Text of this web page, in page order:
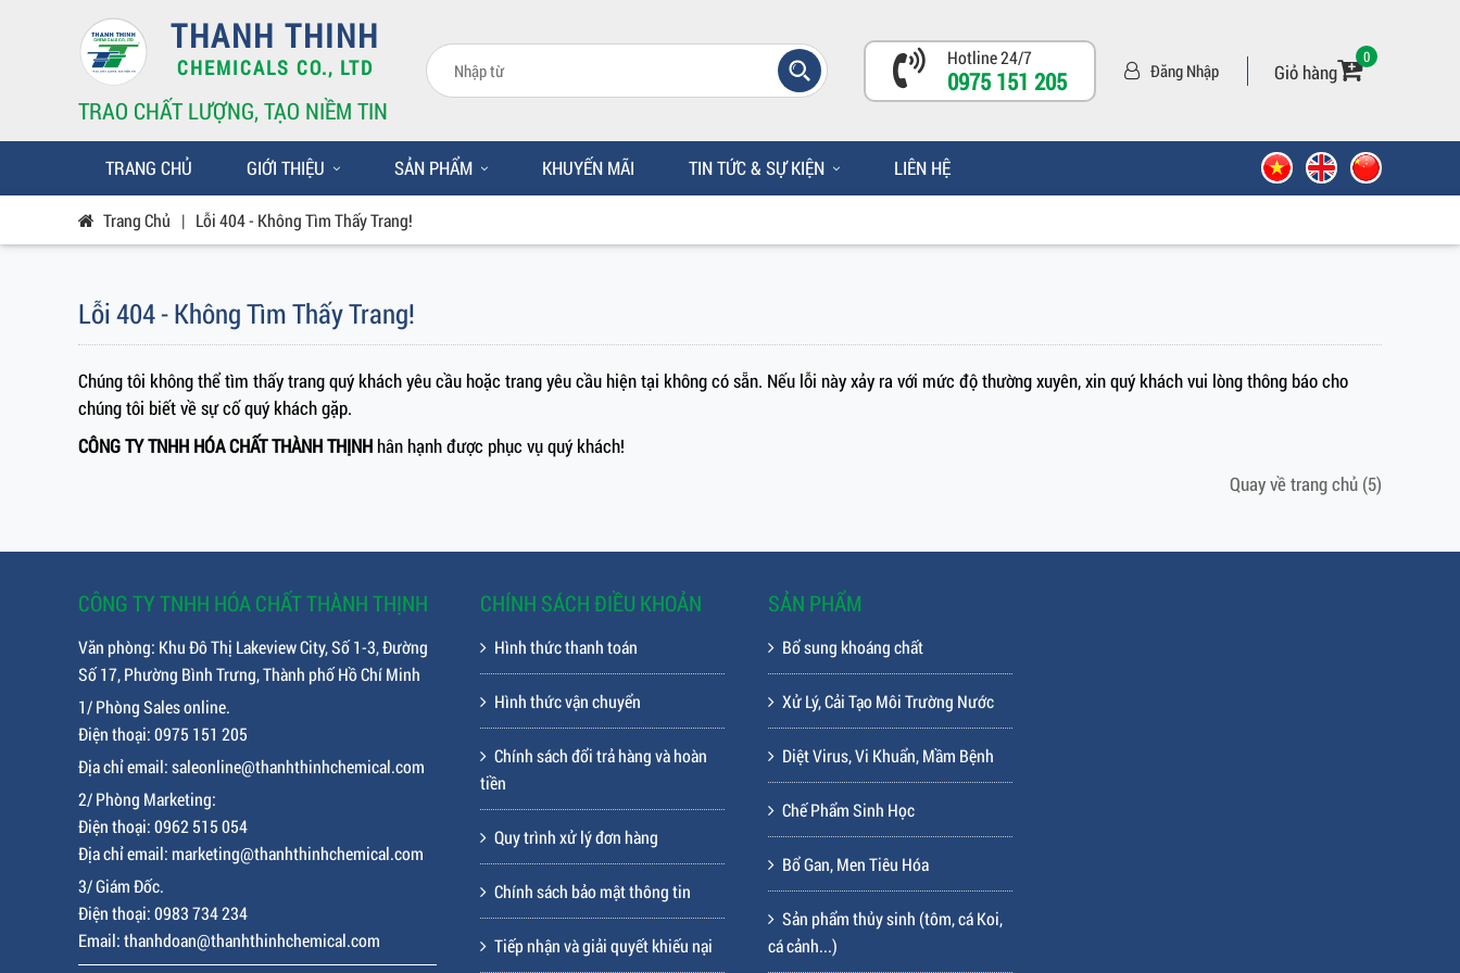
THANH THINH
CHEMICALS CO., LTD
TRAO CHẤT LƯỢNG, TẠO NIỀM TIN
Hotline 24/7
0975 151 205 Đăng Nhập Giỏ hàng
0
TRANG CHỦ GIỚI THIỆU SẢN PHẨM KHUYẾN MÃI TIN TỨC & SỰ KIỆN LIÊN HỆ
Trang Chủ | Lỗi 404 - Không Tìm Thấy Trang!
Lỗi 404 - Không Tìm Thấy Trang!
Chúng tôi không thể tìm thấy trang quý khách yêu cầu hoặc trang yêu cầu hiện tại không có sẵn. Nếu lỗi này xảy ra với mức độ thường xuyên, xin quý khách vui lòng thông báo cho
chúng tôi biết về sự cố quý khách gặp.
CÔNG TY TNHH HÓA CHẤT THÀNH THỊNH hân hạnh được phục vụ quý khách!
Quay về trang chủ (5)
CÔNG TY TNHH HÓA CHẤT THÀNH THỊNH
Văn phòng: Khu Đô Thị Lakeview City, Số 1-3, Đường
Số 17, Phường Bình Trưng, Thành phố Hồ Chí Minh
1/ Phòng Sales online.
Điện thoại: 0975 151 205
Địa chỉ email: saleonline@thanhthinhchemical.com
2/ Phòng Marketing:
Điện thoại: 0962 515 054
Địa chỉ email: marketing@thanhthinhchemical.com
3/ Giám Đốc.
Điện thoại: 0983 734 234
Email: thanhdoan@thanhthinhchemical.com
CHÍNH SÁCH ĐIỀU KHOẢN
Hình thức thanh toán
Hình thức vận chuyển
Chính sách đổi trả hàng và hoàn
tiền
Quy trình xử lý đơn hàng
Chính sách bảo mật thông tin
Tiếp nhận và giải quyết khiếu nại
SẢN PHẨM
Bổ sung khoáng chất
Xử Lý, Cải Tạo Môi Trường Nước
Diệt Virus, Vi Khuẩn, Mầm Bệnh
Chế Phẩm Sinh Học
Bổ Gan, Men Tiêu Hóa
Sản phẩm thủy sinh (tôm, cá Koi,
cá cảnh...)